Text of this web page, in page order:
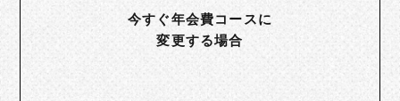
今すぐ年会費コースに
変更する場合